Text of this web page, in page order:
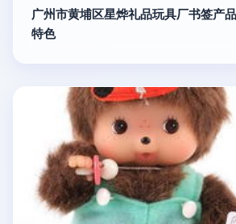
广州市黄埔区星烨礼品玩具厂书签产
特色